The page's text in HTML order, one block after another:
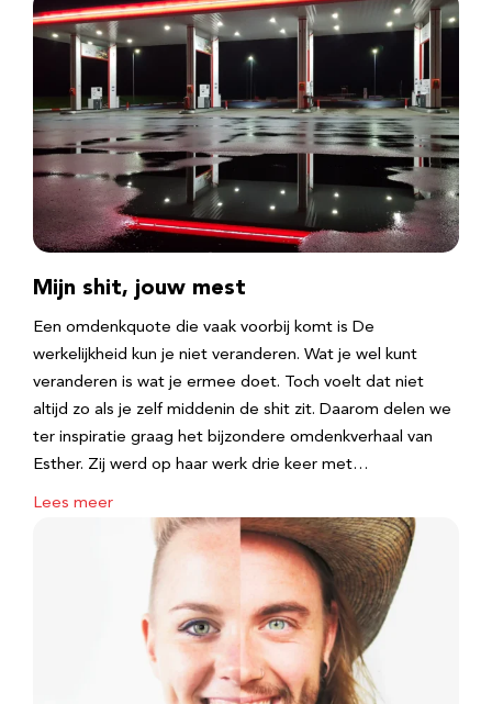
Mijn shit, jouw mest
Een omdenkquote die vaak voorbij komt is De
werkelijkheid kun je niet veranderen. Wat je wel kunt
veranderen is wat je ermee doet. Toch voelt dat niet
altijd zo als je zelf middenin de shit zit. Daarom delen we
ter inspiratie graag het bijzondere omdenkverhaal van
Esther. Zij werd op haar werk drie keer met…
Lees meer